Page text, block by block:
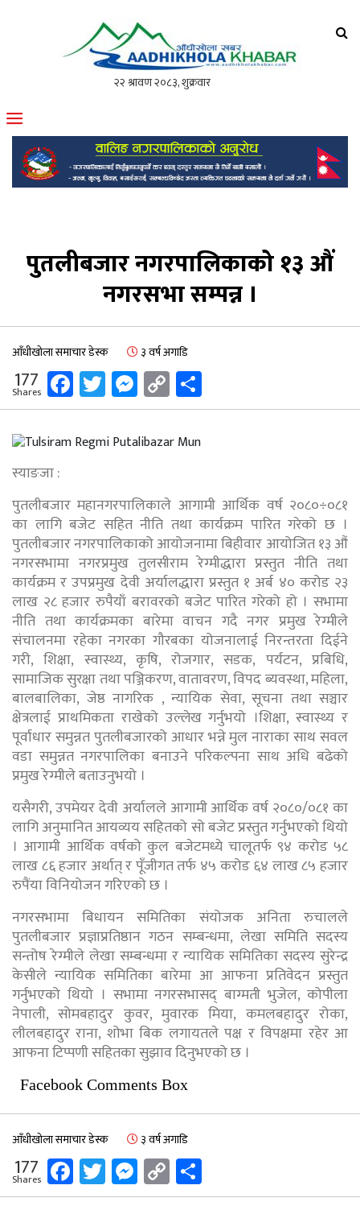
मोफसलकै लोकप्रिय अनलाइन पत्रिका
पुतलीबजार नगरपालिकाको १३ औं
नगरसभा सम्पन्न ।
आँधीखोला समाचार डेस्क ३ वर्ष अगाडि
177
Shares Facebook
Twitter
Messenger
Copy
Link
स्याङजा :
पुतलीबजार महानगरपालिकाले आगामी आर्थिक वर्ष २०८०÷०८१
का लागि बजेट सहित नीति तथा कार्यक्रम पारित गरेको छ ।
पुतलीबजार नगरपालिकाको आयोजनामा बिहीवार आयोजित १३ औं
नगरसभामा नगरप्रमुख तुलसीराम रेग्मीद्धारा प्रस्तुत नीति तथा
कार्यक्रम र उपप्रमुख देवी अर्यालद्धारा प्रस्तुत १ अर्ब ४० करोड २३
लाख २८ हजार रुपैयाँ बरावरको बजेट पारित गरेको हो । सभामा
नीति तथा कार्यक्रमका बारेमा वाचन गदै नगर प्रमुख रेग्मीले
संचालनमा रहेका नगरका गौरबका योजनालाई निरन्तरता दिईने
गरी, शिक्षा, स्वास्थ्य, कृषि, रोजगार, सडक, पर्यटन, प्रबिधि,
सामाजिक सुरक्षा तथा पञ्जिकरण, वातावरण, विपद ब्यवस्था, महिला,
बालबालिका, जेष्ठ नागरिक , न्यायिक सेवा, सूचना तथा सञ्चार
क्षेत्रलाई प्राथमिकता राखेको उल्लेख गर्नुभयो ।शिक्षा, स्वास्थ्य र
पूर्वाधार समुन्नत पुतलीबजारको आधार भन्ने मुल नाराका साथ सवल
वडा समुन्नत नगरपालिका बनाउने परिकल्पना साथ अधि बढेको
प्रमुख रेग्मीले बताउनुभयो ।
यसैगरी, उपमेयर देवी अर्यालले आगामी आर्थिक वर्ष २०८०/०८१ का
लागि अनुमानित आयव्यय सहितको सो बजेट प्रस्तुत गर्नुभएको थियो
। आगामी आर्थिक वर्षको कुल बजेटमध्ये चालूतर्फ ९४ करोड ५८
लाख ८६ हजार अर्थात् र पूँजीगत तर्फ ४५ करोड ६४ लाख ८५ हजार
रुपैंया विनियोजन गरिएको छ ।
नगरसभामा बिधायन समितिका संयोजक अनिता रुचालले
पुतलीबजार प्रज्ञाप्रतिष्ठान गठन सम्बन्धमा, लेखा समिति सदस्य
सन्तोष रेग्मीले लेखा सम्बन्धमा र न्यायिक समितिका सदस्य सुरेन्द्र
केसीले न्यायिक समितिका बारेमा आ आफना प्रतिवेदन प्रस्तुत
गर्नुभएको थियो । सभामा नगरसभासद् बाग्मती भुजेल, कोपीला
नेपाली, सोमबहादुर कुवर, मुवारक मिया, कमलबहादुर रोका,
लीलबहादुर राना, शोभा बिक लगायतले पक्ष र विपक्षमा रहेर आ
आफना टिप्पणी सहितका सुझाव दिनुभएको छ ।
Facebook Comments Box
आँधीखोला समाचार डेस्क ३ वर्ष अगाडि
177
Shares Facebook
Twitter
Messenger
Copy
Link